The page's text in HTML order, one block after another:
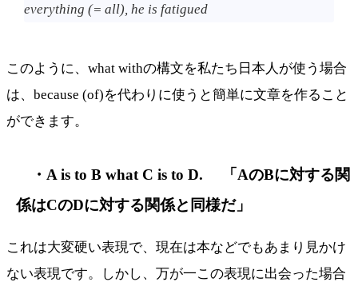
everything (= all), he is fatigued
このように、what withの構文を私たち日本人が使う場合
は、because (of)を代わりに使うと簡単に文章を作ること
ができます。
・A is to B what C is to D. 「AのBに対する関
係はCのDに対する関係と同様だ」
これは大変硬い表現で、現在は本などでもあまり見かけ
ない表現です。しかし、万が一この表現に出会った場合